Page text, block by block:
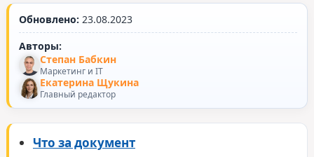
Обновлено: 23.08.2023
Авторы:
Степан Бабкин
Маркетинг и IT
Екатерина Щукина
Главный редактор
Что за документ